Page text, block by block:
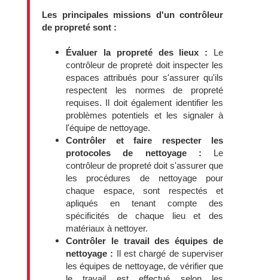
Les principales missions d'un contrôleur
de propreté sont :
Évaluer la propreté des lieux : Le
contrôleur de propreté doit inspecter les
espaces attribués pour s'assurer qu'ils
respectent les normes de propreté
requises. Il doit également identifier les
problèmes potentiels et les signaler à
l'équipe de nettoyage.
Contrôler et faire respecter les
protocoles de nettoyage : Le
contrôleur de propreté doit s'assurer que
les procédures de nettoyage pour
chaque espace, sont respectés et
apliqués en tenant compte des
spécificités de chaque lieu et des
matériaux à nettoyer.
Contrôler le travail des équipes de
nettoyage : Il est chargé de superviser
les équipes de nettoyage, de vérifier que